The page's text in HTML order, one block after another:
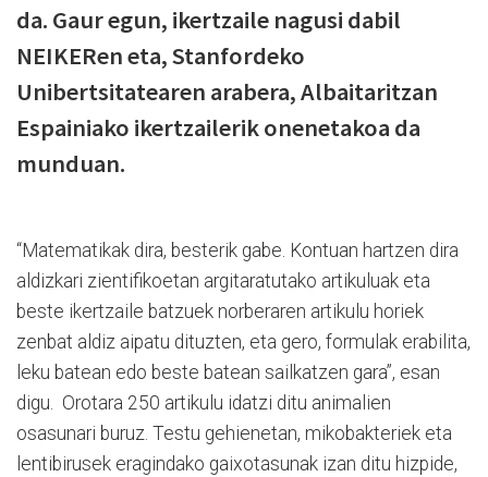
da. Gaur egun, ikertzaile nagusi dabil
NEIKERen eta, Stanfordeko
Unibertsitatearen arabera, Albaitaritzan
Espainiako ikertzailerik onenetakoa da
munduan.
“Matematikak dira, besterik gabe. Kontuan hartzen dira
aldizkari zientifikoetan argitaratutako artikuluak eta
beste ikertzaile batzuek norberaren artikulu horiek
zenbat aldiz aipatu dituzten, eta gero, formulak erabilita,
leku batean edo beste batean sailkatzen gara”, esan
digu. Orotara 250 artikulu idatzi ditu animalien
osasunari buruz. Testu gehienetan, mikobakteriek eta
lentibirusek eragindako gaixotasunak izan ditu hizpide,